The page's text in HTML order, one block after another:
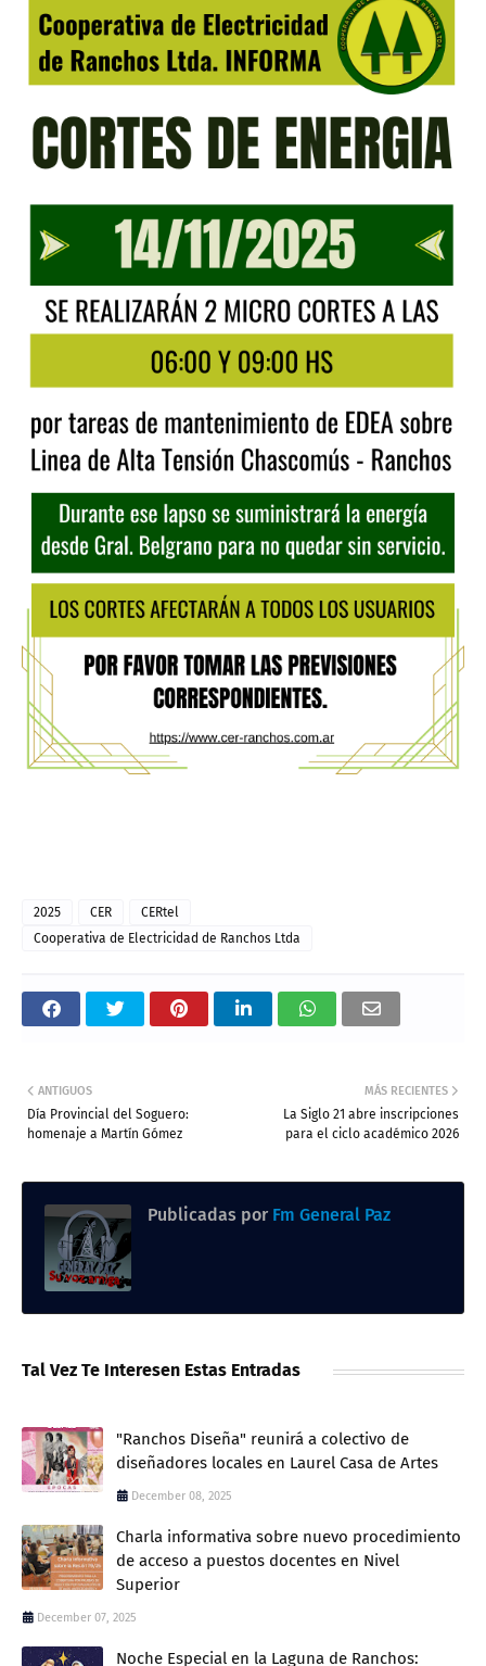
2025 CER
CERtel
Cooperativa de Electricidad de Ranchos Ltda
MÁS RECIENTES
La Siglo 21 abre inscripciones
para el ciclo académico 2026
ANTIGUOS
Día Provincial del Soguero:
homenaje a Martín Gómez
Publicadas por Fm General Paz
Tal Vez Te Interesen Estas Entradas
"Ranchos Diseña" reunirá a colectivo de
diseñadores locales en Laurel Casa de Artes
December 08, 2025
Charla informativa sobre nuevo procedimiento
de acceso a puestos docentes en Nivel
Superior
December 07, 2025
Noche Especial en la Laguna de Ranchos: